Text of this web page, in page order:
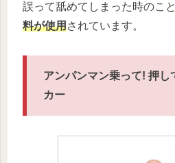
誤って舐めてしまった時のこ
料が使用されています。
アンパンマン乗って! 押し
カー